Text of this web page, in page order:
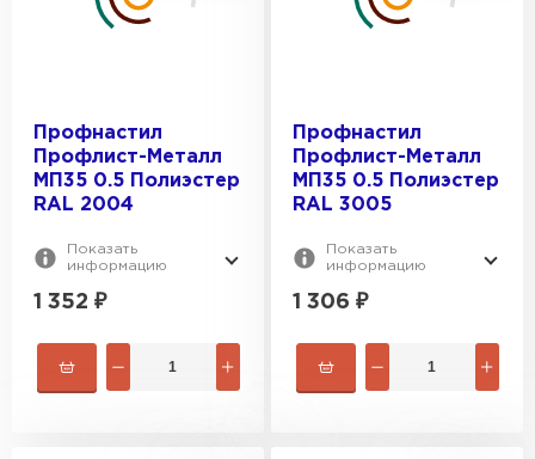
Профнастил
Профлист-Металл
МП35 0.5 Полиэстер
RAL 2004
Показать
информацию
1 352 ₽
Профнастил
Профлист-Металл
МП35 0.5 Полиэстер
RAL 3005
Показать
информацию
1 306 ₽